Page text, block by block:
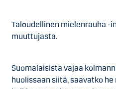
Taloudellinen mielenrauha -
muuttujasta.
Suomalaisista vajaa
huolissaan siitä, saavatko